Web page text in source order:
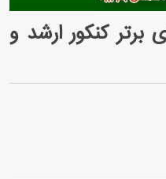
برتر کنکور ارشد و